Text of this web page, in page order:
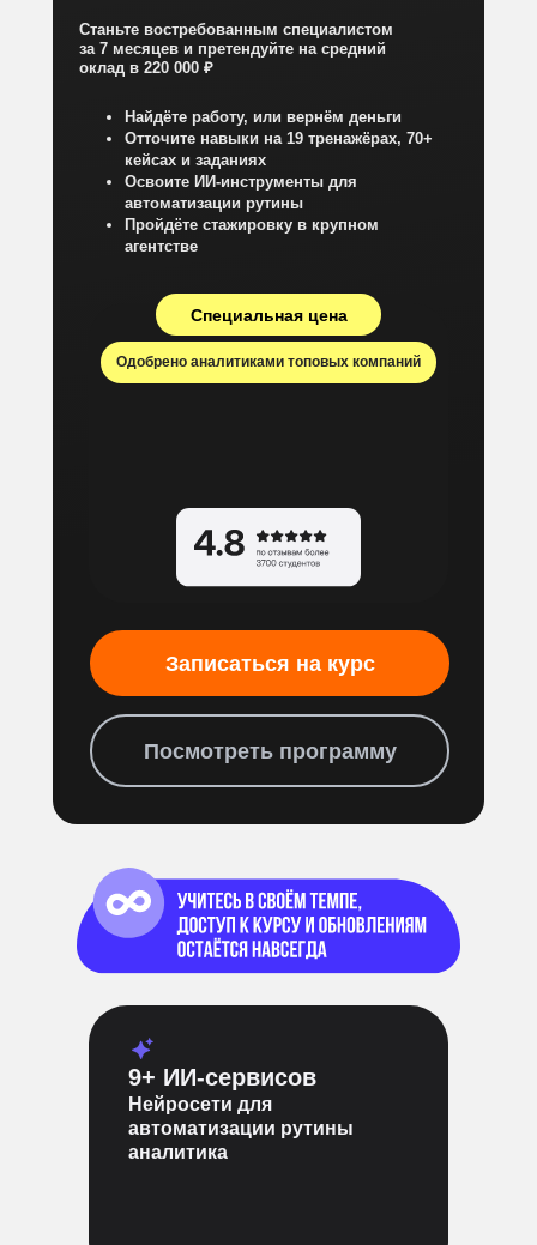
Записаться на курс
Посмотреть программу
Одобрено аналитиками топовых компаний
Найдёте работу, или вернём деньги
Отточите навыки на 19 тренажёрах, 70+
кейсах и заданиях
Освоите ИИ-инструменты для
автоматизации рутины
Пройдёте стажировку в крупном
агентстве
Станьте востребованным специалистом
за 7 месяцев и претендуйте на средний
оклад в 220 000 ₽
Специальная цена
9+ ИИ-сервисов
Нейросети для
автоматизации рутины
аналитика